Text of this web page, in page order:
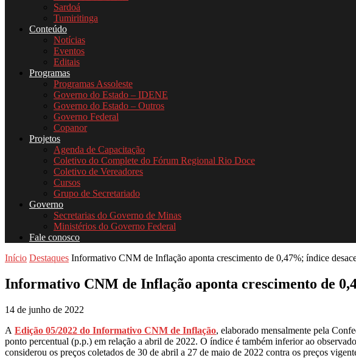
Sardoá
Tumiritinga
Conteúdo
Notícias
Eventos
Editais
Programas
Programas Assoleste
Governo do Estado – IDENE
Governo do Estado – Outros
Governo Federal
Copanor
Projetos
Agenda de Capacitação
Coletivo do Complete do Fórum Regional Rio Doce
Coletivo de Vereadores
Cursos
Grupo de Secretariado
Governo
Secretarias do Governo de Minas
Ministérios do Governo Federal
Fale conosco
Início Destaques Informativo CNM de Inflação aponta crescimento de 0,47%; índice
Informativo CNM de Inflação aponta crescimento de
14 de junho de 2022
A Edição 05/2022 do Informativo CNM de Inflação, elaborado mensalmente pela
ponto percentual (p.p.) em relação a abril de 2022. O índice é também inferior ao
considerou os preços coletados de 30 de abril a 27 de maio de 2022 contra os preços